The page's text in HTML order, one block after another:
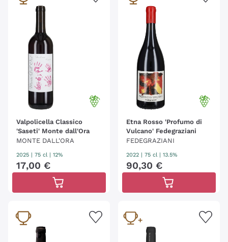
Valpolicella Classico
'Saseti' Monte dall'Ora
MONTE DALL'ORA
2025 | 75 cl | 12%
17,00 €
Etna Rosso 'Profumo di
Vulcano' Fedegraziani
FEDEGRAZIANI
2022 | 75 cl | 13.5%
90,30 €